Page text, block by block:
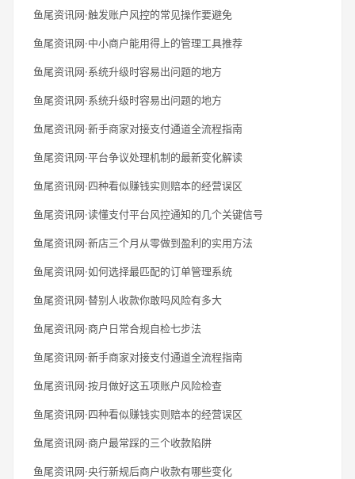
鱼尾资讯网·触发账户风控的常见操作要避免
鱼尾资讯网·中小商户能用得上的管理工具推荐
鱼尾资讯网·系统升级时容易出问题的地方
鱼尾资讯网·系统升级时容易出问题的地方
鱼尾资讯网·新手商家对接支付通道全流程指南
鱼尾资讯网·平台争议处理机制的最新变化解读
鱼尾资讯网·四种看似赚钱实则赔本的经营误区
鱼尾资讯网·读懂支付平台风控通知的几个关键信号
鱼尾资讯网·新店三个月从零做到盈利的实用方法
鱼尾资讯网·如何选择最匹配的订单管理系统
鱼尾资讯网·替别人收款你敢吗风险有多大
鱼尾资讯网·商户日常合规自检七步法
鱼尾资讯网·新手商家对接支付通道全流程指南
鱼尾资讯网·按月做好这五项账户风险检查
鱼尾资讯网·四种看似赚钱实则赔本的经营误区
鱼尾资讯网·商户最常踩的三个收款陷阱
鱼尾资讯网·央行新规后商户收款有哪些变化